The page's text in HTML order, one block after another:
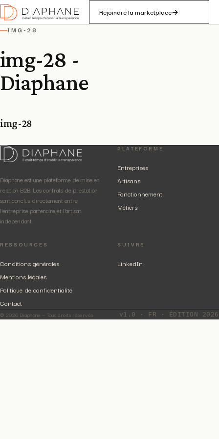
Rejoindre la marketplace→
—IMG-28
img-28 -
Diaphane
img-28
Diaphane est une plateforme de mise en
relation B2B. Les contrats de prestation
sont conclus directement entre
l'entreprise partenaire et l'artisan
indépendant.
PLATEFORME
Entreprises
Artisans
Fonctionnement
Métiers
RESSOURCES
Conditions générales
Mentions légales
Politique de confidentialité
Contact
SUIVRE
LinkedIn
© 2026 Diaphane — Tous droits réservés v1.0 · FR · ÉDITION 2026